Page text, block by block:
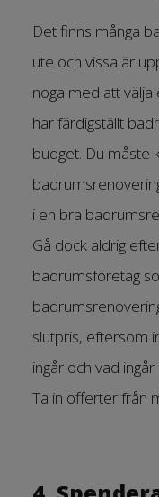
Det finns många
ute och vissa är
noga med att
har färdigställt
budget. Du måste
i en bra
Gå dock aldrig
badrumsföretag
slutpris, eftersom
ingår och vad
Ta in offerter från